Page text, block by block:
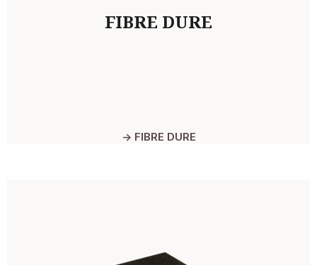
FIBRE DURE
-> FIBRE DURE